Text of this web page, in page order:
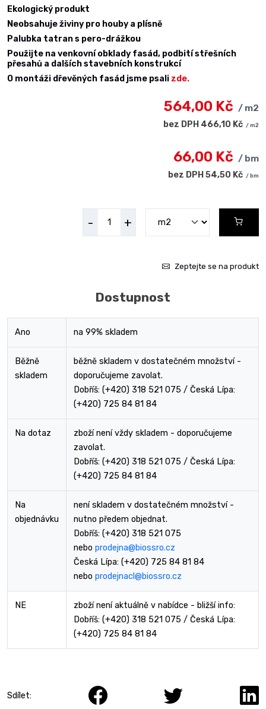
Ekologický produkt
Neobsahuje živiny pro houby a plísně
Palubka tatran s pero-drážkou
Použijte na venkovní obklady fasád, podbití střešních
přesahů a dalších stavebních konstrukcí
O montáži dřevěných fasád jsme psali zde.
564,00 Kč / m2
bez DPH 466,10 Kč / m2
66,00 Kč / bm
bez DPH 54,50 Kč / bm
- +
Zeptejte se na produkt
Dostupnost
Ano na 99% skladem
Běžně
skladem
běžně skladem v dostatečném množství -
doporučujeme zavolat.
Dobříš: (+420) 318 521 075 / Česká Lípa:
(+420) 725 84 81 84
Na dotaz
zboží není vždy skladem - doporučujeme
zavolat.
Dobříš: (+420) 318 521 075 / Česká Lípa:
(+420) 725 84 81 84
Na
objednávku
není skladem v dostatečném množství -
nutno předem objednat.
Dobříš: (+420) 318 521 075
nebo prodejna@biossro.cz
Česká Lípa: (+420) 725 84 81 84
nebo prodejnacl@biossro.cz
NE
zboží není aktuálně v nabídce - bližší info:
Dobříš: (+420) 318 521 075 / Česká Lípa:
(+420) 725 84 81 84
Sdílet: